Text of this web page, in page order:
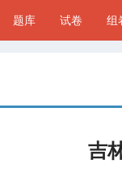
题库 试卷 组
吉